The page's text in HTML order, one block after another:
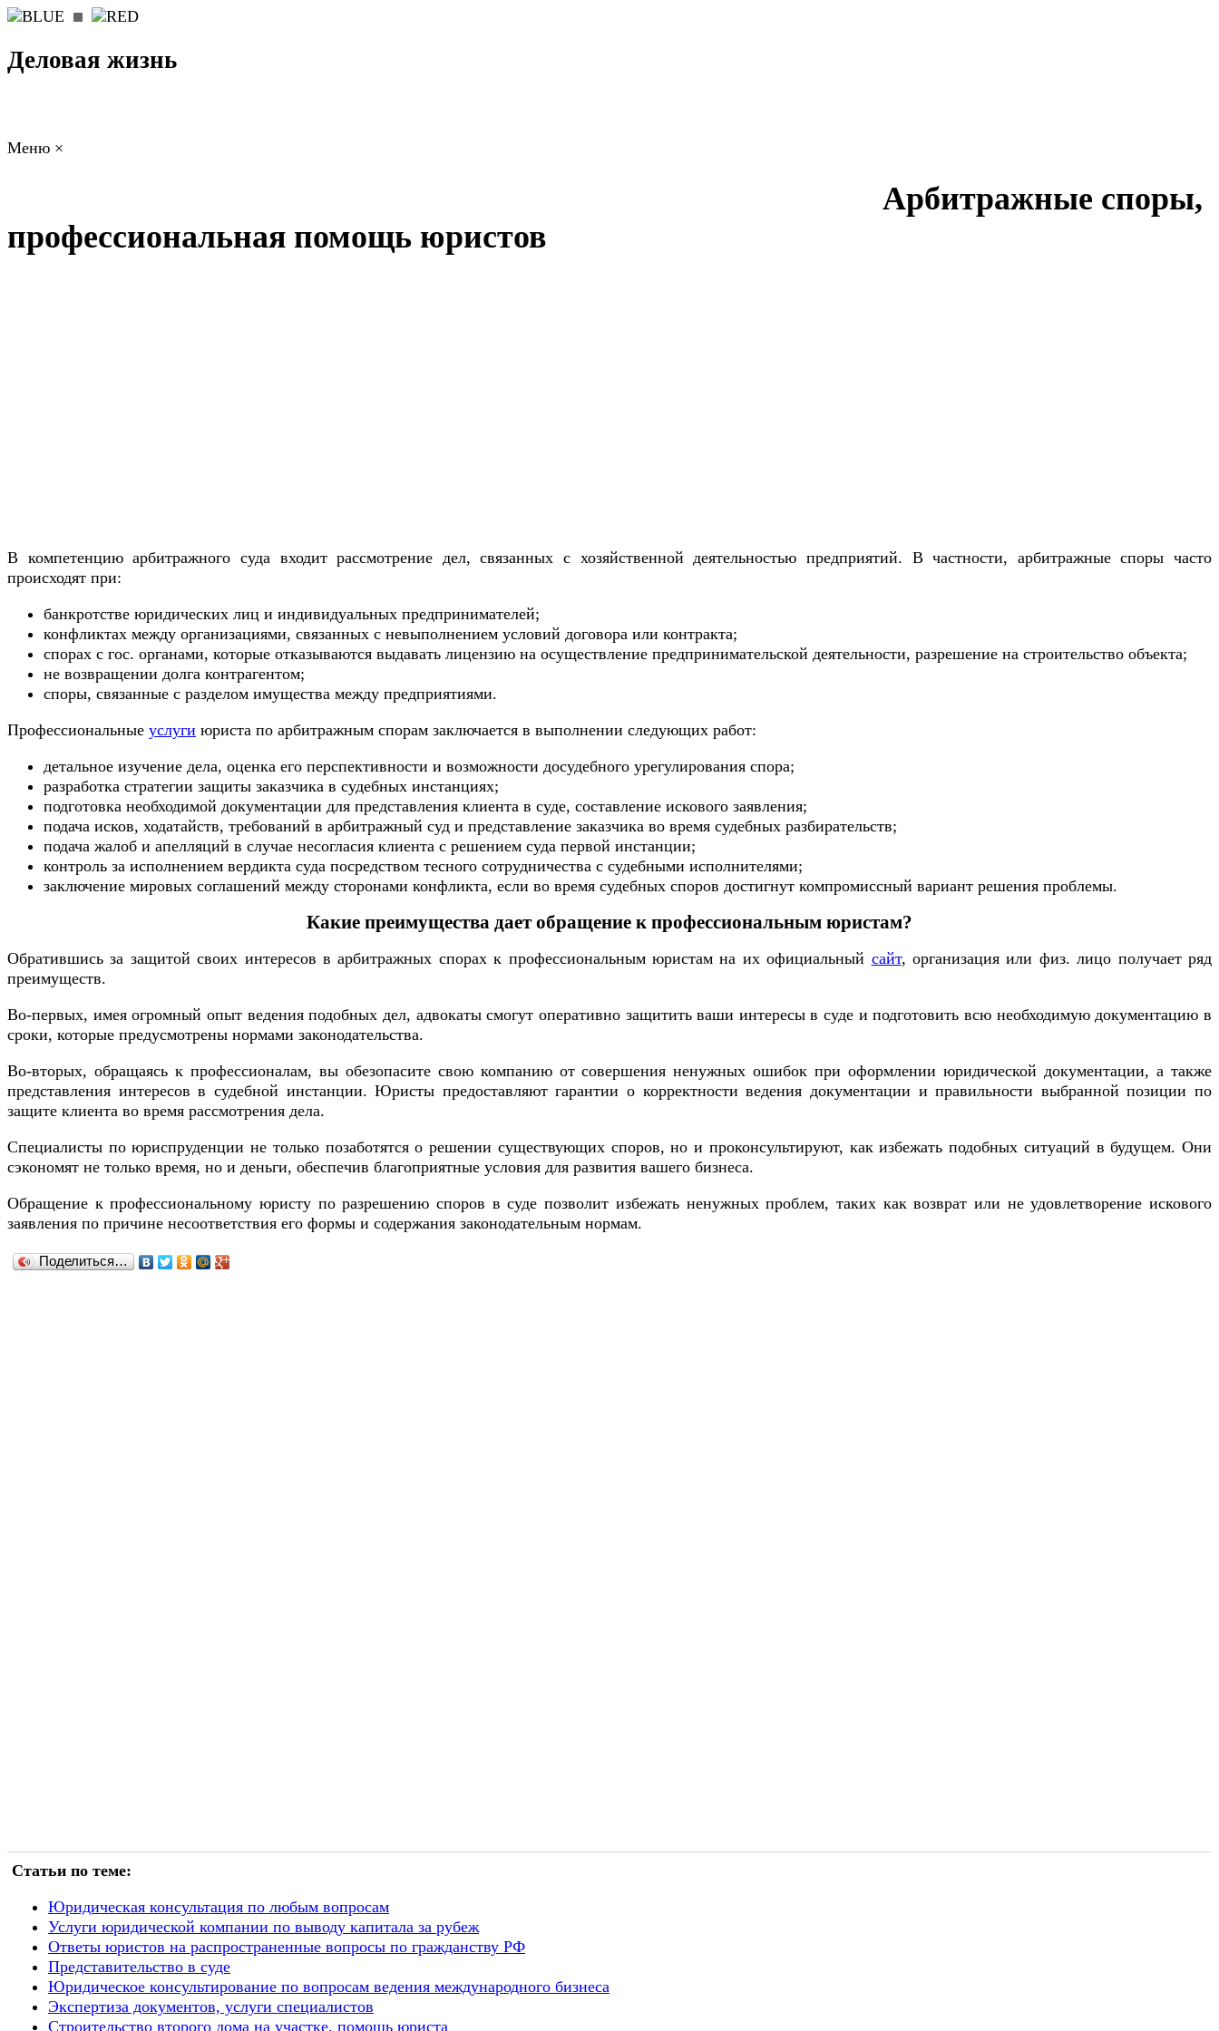
Деловая жизнь
Меню ×
Арбитражные споры,
профессиональная помощь юристов
В компетенцию арбитражного суда входит рассмотрение дел, связанных с хозяйственной деятельностью предприятий. В частности, арбитражные споры часто
происходят при:
банкротстве юридических лиц и индивидуальных предпринимателей;
конфликтах между организациями, связанных с невыполнением условий договора или контракта;
спорах с гос. органами, которые отказываются выдавать лицензию на осуществление предпринимательской деятельности, разрешение на строительство объекта;
не возвращении долга контрагентом;
споры, связанные с разделом имущества между предприятиями.
Профессиональные услуги юриста по арбитражным спорам заключается в выполнении следующих работ:
детальное изучение дела, оценка его перспективности и возможности досудебного урегулирования спора;
разработка стратегии защиты заказчика в судебных инстанциях;
подготовка необходимой документации для представления клиента в суде, составление искового заявления;
подача исков, ходатайств, требований в арбитражный суд и представление заказчика во время судебных разбирательств;
подача жалоб и апелляций в случае несогласия клиента с решением суда первой инстанции;
контроль за исполнением вердикта суда посредством тесного сотрудничества с судебными исполнителями;
заключение мировых соглашений между сторонами конфликта, если во время судебных споров достигнут компромиссный вариант решения проблемы.
Какие преимущества дает обращение к профессиональным юристам?
Обратившись за защитой своих интересов в арбитражных спорах к профессиональным юристам на их официальный сайт, организация или физ. лицо получает ряд
преимуществ.
Во-первых, имея огромный опыт ведения подобных дел, адвокаты смогут оперативно защитить ваши интересы в суде и подготовить всю необходимую документацию в
сроки, которые предусмотрены нормами законодательства.
Во-вторых, обращаясь к профессионалам, вы обезопасите свою компанию от совершения ненужных ошибок при оформлении юридической документации, а также
представления интересов в судебной инстанции. Юристы предоставляют гарантии о корректности ведения документации и правильности выбранной позиции по
защите клиента во время рассмотрения дела.
Специалисты по юриспруденции не только позаботятся о решении существующих споров, но и проконсультируют, как избежать подобных ситуаций в будущем. Они
сэкономят не только время, но и деньги, обеспечив благоприятные условия для развития вашего бизнеса.
Обращение к профессиональному юристу по разрешению споров в суде позволит избежать ненужных проблем, таких как возврат или не удовлетворение искового
заявления по причине несоответствия его формы и содержания законодательным нормам.
Поделиться…
Статьи по теме:
Юридическая консультация по любым вопросам
Услуги юридической компании по выводу капитала за рубеж
Ответы юристов на распространенные вопросы по гражданству РФ
Представительство в суде
Юридическое консультирование по вопросам ведения международного бизнеса
Экспертиза документов, услуги специалистов
Строительство второго дома на участке, помощь юриста